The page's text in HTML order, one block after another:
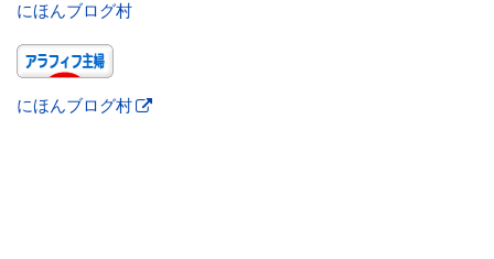
にほんブログ村
にほんブログ村